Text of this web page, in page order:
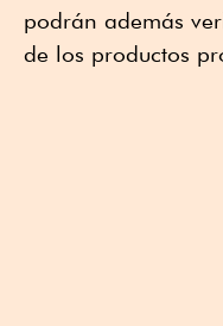
podrán además
de los productos